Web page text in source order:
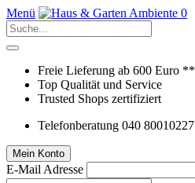
Menü 0
Freie Lieferung ab 600 Euro **
Top Qualität und Service
Trusted Shops zertifiziert
Telefonberatung 040 80010227
Mein Konto
E-Mail Adresse